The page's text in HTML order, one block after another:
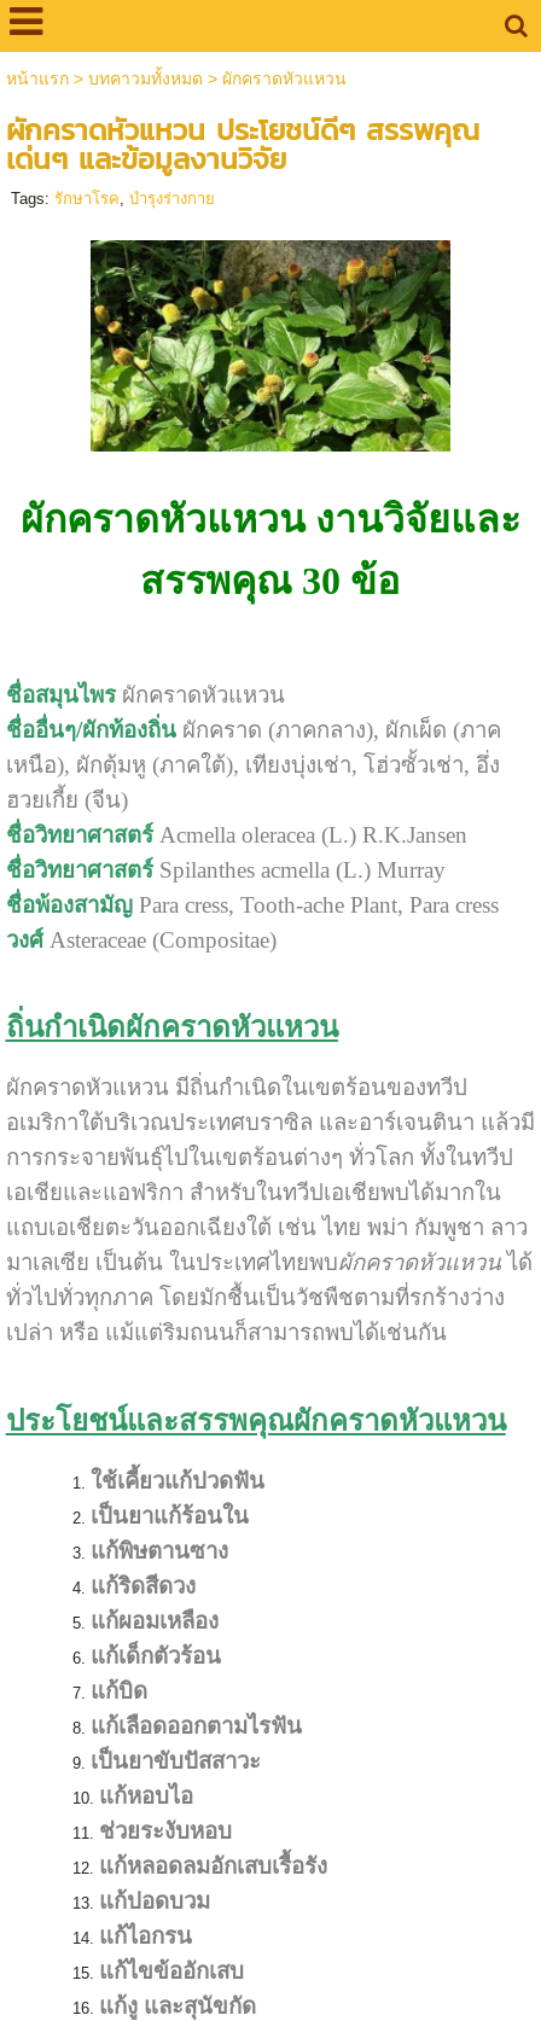
หน้าแรก> บทคาวมทั้งหมด > ผักคราดหัวแหวน
ผักคราดหัวแหวน ประโยชน์ดีๆ สรรพคุณ
เด่นๆ และข้อมูลงานวิจัย
Tags: รักษาโรค, บำรุงร่างกาย
ผักคราดหัวแหวน งานวิจัยและ
สรรพคุณ 30 ข้อ
ชื่อสมุนไพรผักคราดหัวแหวน
ชื่ออื่นๆ/ผักท้องถิ่นผักคราด (ภาคกลาง), ผักเผ็ด (ภาค
เหนือ), ผักตุ้มหู (ภาคใต้), เทียงบุ่งเช่า, โฮ่วซั้วเช่า, อึ่ง
ฮวยเกี้ย (จีน)
ชื่อวิทยาศาสตร์ Acmella oleracea (L.) R.K.Jansen
ชื่อวิทยาศาสตร์ Spilanthes acmella (L.) Murray
ชื่อพ้องสามัญ Para cress, Tooth-ache Plant, Para cress
วงศ์Asteraceae (Compositae)
ถิ่นกำเนิดผักคราดหัวแหวน
ผักคราดหัวแหวน มีถิ่นกำเนิดในเขตร้อนของทวีป
อเมริกาใต้บริเวณประเทศบราซิล และอาร์เจนตินา แล้วมี
การกระจายพันธุ์ไปในเขตร้อนต่างๆ ทั่วโลก ทั้งในทวีป
เอเชียและแอฟริกา สำหรับในทวีปเอเชียพบได้มากใน
แถบเอเชียตะวันออกเฉียงใต้ เช่น ไทย พม่า กัมพูชา ลาว
มาเลเซีย เป็นต้น ในประเทศไทยพบผักคราดหัวแหวนได้
ทั่วไปทั่วทุกภาค โดยมักชื้นเป็นวัชพืชตามที่รกร้างว่าง
เปล่า หรือ แม้แต่ริมถนนก็สามารถพบได้เช่นกัน
ประโยชน์และสรรพคุณผักคราดหัวแหวน
ใช้เคี้ยวแก้ปวดฟัน
เป็นยาแก้ร้อนใน
แก้พิษตานซาง
แก้ริดสีดวง
แก้ผอมเหลือง
แก้เด็กตัวร้อน
แก้บิด
แก้เลือดออกตามไรฟัน
เป็นยาขับปัสสาวะ
แก้หอบไอ
ช่วยระงับหอบ
แก้หลอดลมอักเสบเรื้อรัง
แก้ปอดบวม
แก้ไอกรน
แก้ไขข้ออักเสบ
แก้งู และสุนัขกัด